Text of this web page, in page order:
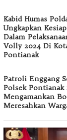
Kabid Humas
Ungkapkan
Dalam
Volly 2024 Di
Pontianak
Patroli Enggang
Polsek Pontianak
Mengamankan
Meresahkan